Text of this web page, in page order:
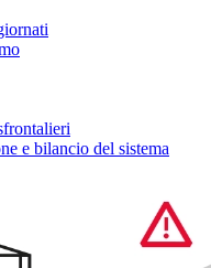
e bilancio del sistema